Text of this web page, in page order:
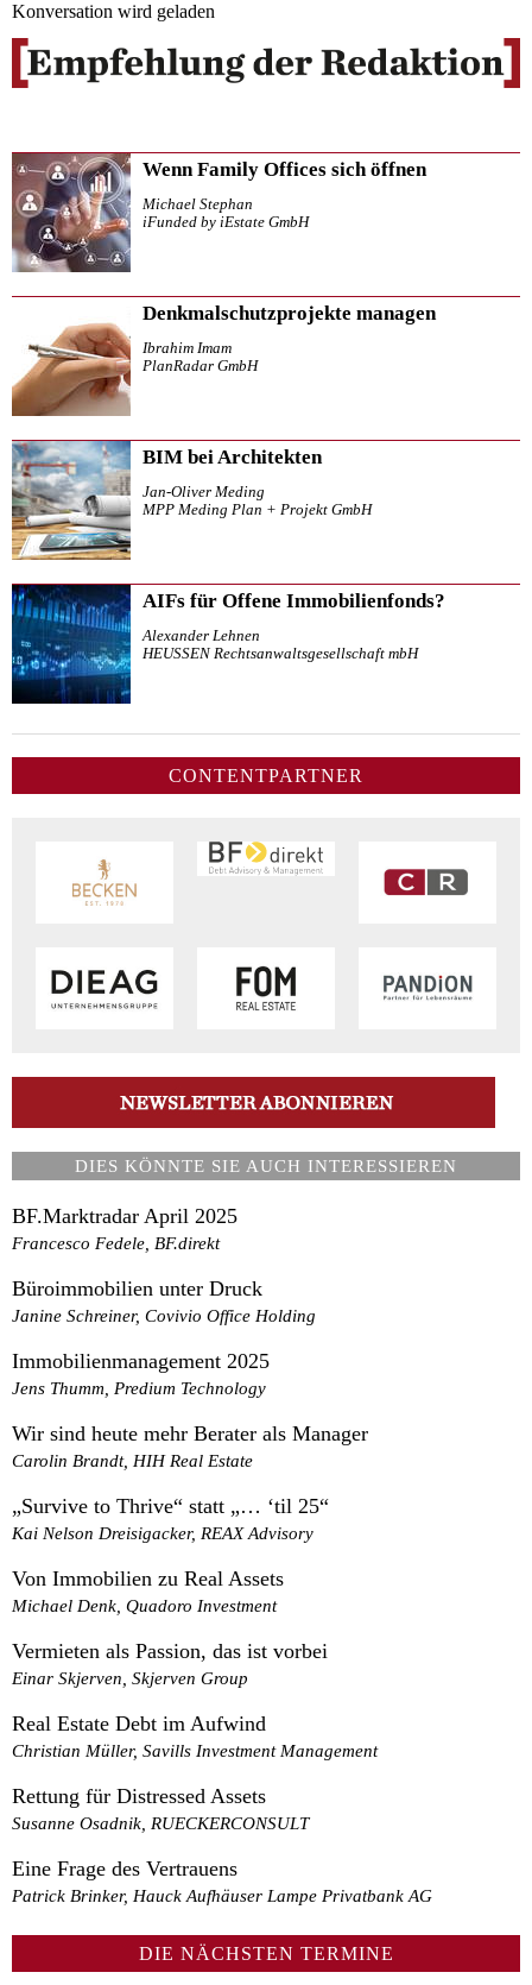
Konversation wird geladen
Wenn Family Offices sich öffnen
Michael Stephan
iFunded by iEstate GmbH
Denkmalschutzprojekte managen
Ibrahim Imam
PlanRadar GmbH
BIM bei Architekten
Jan-Oliver Meding
MPP Meding Plan + Projekt GmbH
AIFs für Offene Immobilienfonds?
Alexander Lehnen
HEUSSEN Rechtsanwaltsgesellschaft mbH
CONTENTPARTNER
DIES KÖNNTE SIE AUCH INTERESSIEREN
BF.Marktradar April 2025
Francesco Fedele, BF.direkt
Büroimmobilien unter Druck
Janine Schreiner, Covivio Office Holding
Immobilienmanagement 2025
Jens Thumm, Predium Technology
Wir sind heute mehr Berater als Manager
Carolin Brandt, HIH Real Estate
„Survive to Thrive“ statt „… ‘til 25“
Kai Nelson Dreisigacker, REAX Advisory
Von Immobilien zu Real Assets
Michael Denk, Quadoro Investment
Vermieten als Passion, das ist vorbei
Einar Skjerven, Skjerven Group
Real Estate Debt im Aufwind
Christian Müller, Savills Investment Management
Rettung für Distressed Assets
Susanne Osadnik, RUECKERCONSULT
Eine Frage des Vertrauens
Patrick Brinker, Hauck Aufhäuser Lampe Privatbank AG
DIE NÄCHSTEN TERMINE